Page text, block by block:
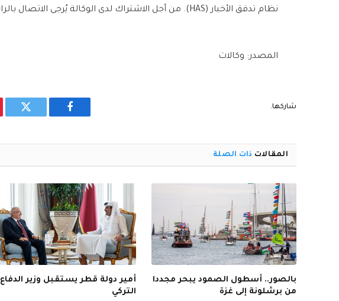
نظام تدفق الأخبار (HAS). من أجل الاشتراك لدى الوكالة يُرجى الاتصال بالرابط التالي.
المصدر: وكالات
شاركها.
فيسبوك تويتر
المقالات ذات الصلة
بالصور.. أسطول الصمود يبحر مجددا
من برشلونة إلى غزة
أمير دولة قطر يستقبل وزير الدفاع
التركي